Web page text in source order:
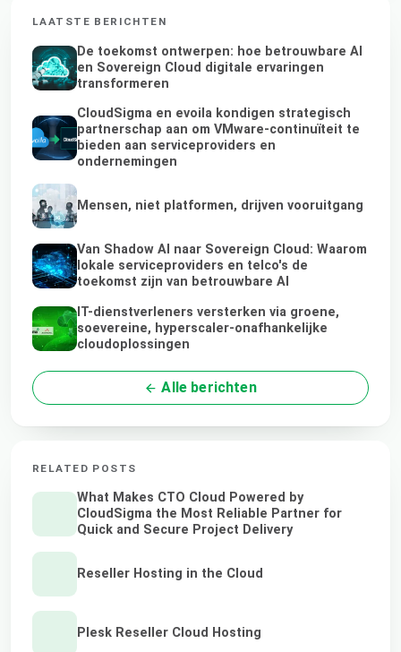
LAATSTE BERICHTEN
De toekomst ontwerpen: hoe betrouwbare AI
en Sovereign Cloud digitale ervaringen
transformeren
CloudSigma en evoila kondigen strategisch
partnerschap aan om VMware-continuïteit te
bieden aan serviceproviders en
ondernemingen
Mensen, niet platformen, drijven vooruitgang
Van Shadow AI naar Sovereign Cloud: Waarom
lokale serviceproviders en telco's de
toekomst zijn van betrouwbare AI
IT-dienstverleners versterken via groene,
soevereine, hyperscaler-onafhankelijke
cloudoplossingen
Alle berichten
RELATED POSTS
What Makes CTO Cloud Powered by
CloudSigma the Most Reliable Partner for
Quick and Secure Project Delivery
Reseller Hosting in the Cloud
Plesk Reseller Cloud Hosting